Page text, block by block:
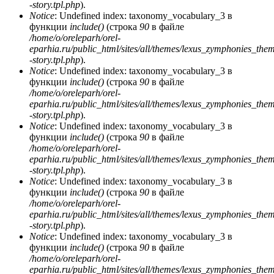
-story.tpl.php).
Notice: Undefined index: taxonomy_vocabulary_3 в
функции include() (строка 90 в файле
/home/o/oreleparh/orel-
eparhia.ru/public_html/sites/all/themes/
-story.tpl.php).
Notice: Undefined index: taxonomy_vocabulary_3 в
функции include() (строка 90 в файле
/home/o/oreleparh/orel-
eparhia.ru/public_html/sites/all/themes/
-story.tpl.php).
Notice: Undefined index: taxonomy_vocabulary_3 в
функции include() (строка 90 в файле
/home/o/oreleparh/orel-
eparhia.ru/public_html/sites/all/themes/
-story.tpl.php).
Notice: Undefined index: taxonomy_vocabulary_3 в
функции include() (строка 90 в файле
/home/o/oreleparh/orel-
eparhia.ru/public_html/sites/all/themes/
-story.tpl.php).
Notice: Undefined index: taxonomy_vocabulary_3 в
функции include() (строка 90 в файле
/home/o/oreleparh/orel-
eparhia.ru/public_html/sites/all/themes/